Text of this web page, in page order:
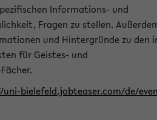
Informations- und
Fragen zu stellen.
und Hintergründe zu den
für Geistes- und
bielefeld.jobteaser.com/de/